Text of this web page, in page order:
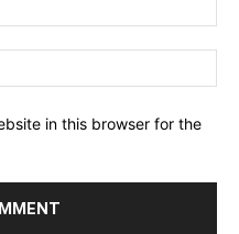
in this browser for the